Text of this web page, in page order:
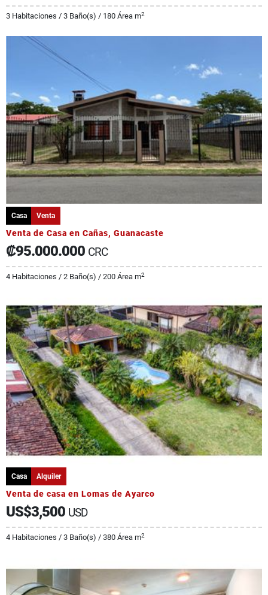
3 Habitaciones / 3 Baño(s) / 180 Área m2
Casa Venta
Venta de Casa en Cañas, Guanacaste
₡95.000.000 CRC
4 Habitaciones / 2 Baño(s) / 200 Área m2
Casa Alquiler
Venta de casa en Lomas de Ayarco
US$3,500 USD
4 Habitaciones / 3 Baño(s) / 380 Área m2